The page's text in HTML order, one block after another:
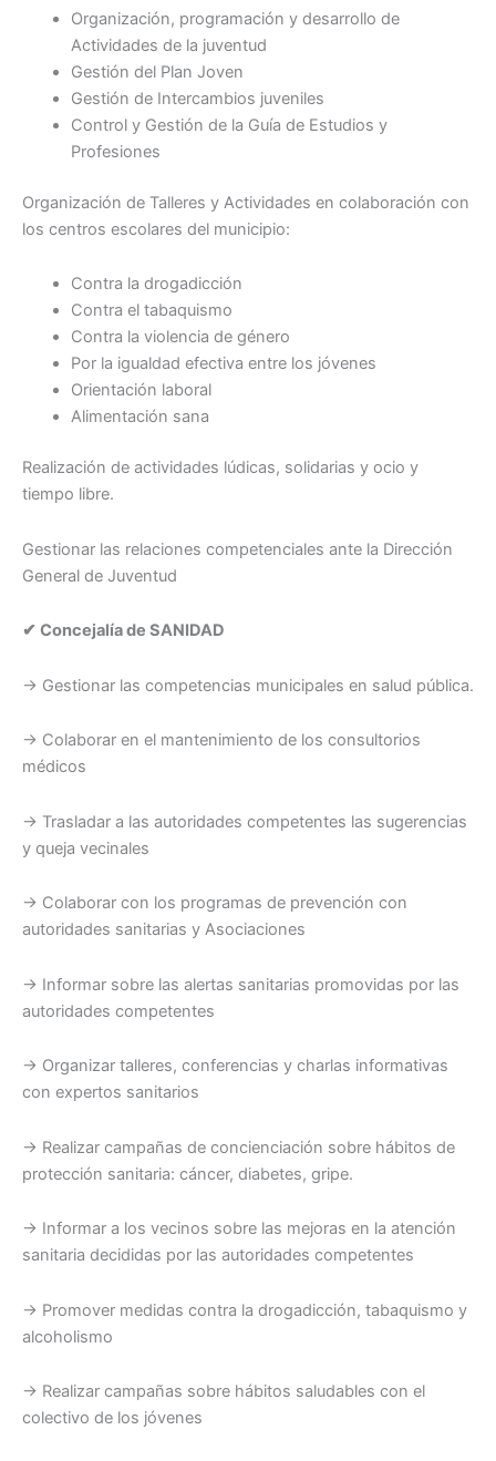
Organización, programación y desarrollo de
Actividades de la juventud
Gestión del Plan Joven
Gestión de Intercambios juveniles
Control y Gestión de la Guía de Estudios y
Profesiones
Organización de Talleres y Actividades en colaboración con
los centros escolares del municipio:
Contra la drogadicción
Contra el tabaquismo
Contra la violencia de género
Por la igualdad efectiva entre los jóvenes
Orientación laboral
Alimentación sana
Realización de actividades lúdicas, solidarias y ocio y
tiempo libre.
Gestionar las relaciones competenciales ante la Dirección
General de Juventud
✔ Concejalía de SANIDAD
→ Gestionar las competencias municipales en salud pública.
→ Colaborar en el mantenimiento de los consultorios
médicos
→ Trasladar a las autoridades competentes las sugerencias
y queja vecinales
→ Colaborar con los programas de prevención con
autoridades sanitarias y Asociaciones
→ Informar sobre las alertas sanitarias promovidas por las
autoridades competentes
→ Organizar talleres, conferencias y charlas informativas
con expertos sanitarios
→ Realizar campañas de concienciación sobre hábitos de
protección sanitaria: cáncer, diabetes, gripe.
→ Informar a los vecinos sobre las mejoras en la atención
sanitaria decididas por las autoridades competentes
→ Promover medidas contra la drogadicción, tabaquismo y
alcoholismo
→ Realizar campañas sobre hábitos saludables con el
colectivo de los jóvenes